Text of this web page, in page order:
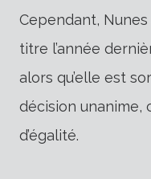
Cependant,
titre l’année
alors qu’elle est
décision unanime,
d’égalité.